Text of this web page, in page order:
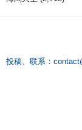
投稿、联系：